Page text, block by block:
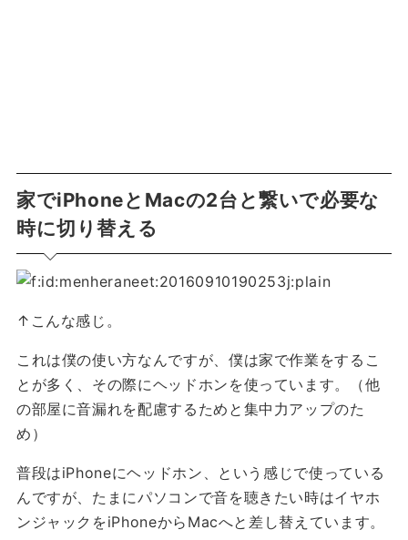
家でiPhoneとMacの2台と繋いで必要な
時に切り替える
↑こんな感じ。
これは僕の使い方なんですが、僕は家で作業をするこ
とが多く、その際にヘッドホンを使っています。（他
の部屋に音漏れを配慮するためと集中力アップのた
め）
普段はiPhoneにヘッドホン、という感じで使っている
んですが、たまにパソコンで音を聴きたい時はイヤホ
ンジャックをiPhoneからMacへと差し替えています。